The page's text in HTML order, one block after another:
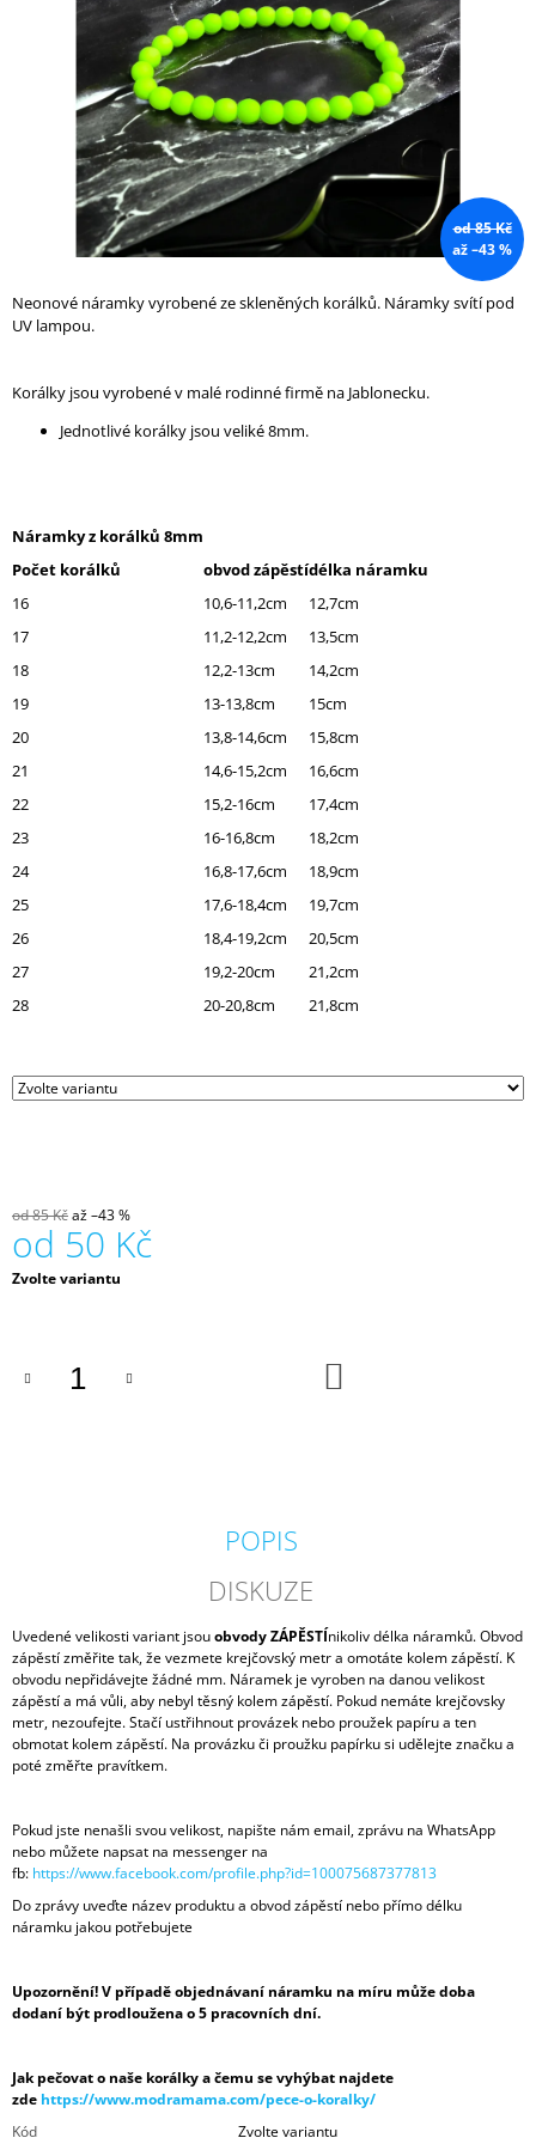
od 85 Kč
až –43 %
Neonové náramky vyrobené ze skleněných korálků. Náramky svítí pod
UV lampou.
Korálky jsou vyrobené v malé rodinné firmě na Jablonecku.
Jednotlivé korálky jsou veliké 8mm.
Náramky z korálků 8mm
Počet korálků
obvod zápěstídélka náramku
16
10,6-11,2cm
12,7cm
17
11,2-12,2cm
13,5cm
18
12,2-13cm
14,2cm
19
13-13,8cm
15cm
20
13,8-14,6cm
15,8cm
21
14,6-15,2cm
16,6cm
22
15,2-16cm
17,4cm
23
16-16,8cm
18,2cm
24
16,8-17,6cm
18,9cm
25
17,6-18,4cm
19,7cm
26
18,4-19,2cm
20,5cm
27
19,2-20cm
21,2cm
28
20-20,8cm 21,8cm
od 85 Kčaž –43 %
od 50 Kč
Měrná
Zvolte variantu
POPIS
DISKUZE
Uvedené velikosti variant jsouobvody ZÁPĚSTÍnikoliv délka náramků. Obvod
zápěstí změřite tak, že vezmete krejčovský metr a omotáte kolem zápěstí. K
obvodu nepřidávejte žádné mm. Náramek je vyroben na danou velikost
zápěstí a má vůli, aby nebyl těsný kolem zápěstí. Pokud nemáte krejčovsky
metr, nezoufejte. Stačí ustřihnout provázek nebo proužek papíru a ten
obmotat kolem zápěstí. Na provázku či proužku papírku si udělejte značku a
poté změřte pravítkem.
Pokud jste nenašli svou velikost, napište nám email, zprávu na WhatsApp
nebo můžete napsat na messenger na
fb: https://www.facebook.com/profile.php?id=100075687377813
Do zprávy uveďte název produktu a obvod zápěstí nebo přímo délku
náramku jakou potřebujete
Upozornění! V případě objednávaní náramku na míru může doba
dodaní být prodloužena o 5 pracovních dní.
Jak pečovat o naše korálky a čemu se vyhýbat najdete
zde https://www.modramama.com/pece-o-koralky/
Kód
Zvolte variantu
O
U
E
M
E
BERAN
S
GRANÁT
50